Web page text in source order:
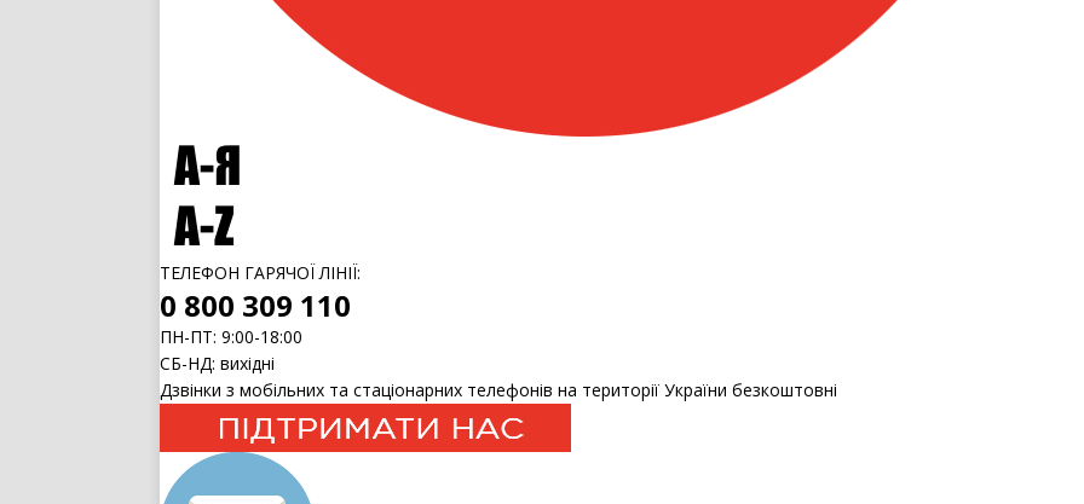
ТЕЛЕФОН ГАРЯЧОЇ ЛІНІЇ:
0 800 309 110
ПН-ПТ: 9:00-18:00
СБ-НД: вихідні
Дзвінки з мобільних та стаціонарних телефонів на території України безкоштовні